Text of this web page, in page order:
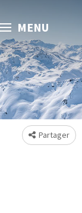
MENU
Partager